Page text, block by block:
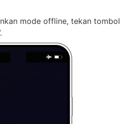
mode offline, tekan tombol